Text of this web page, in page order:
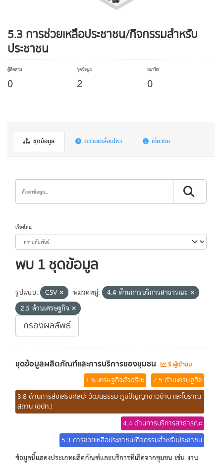
5.3 การช่วยเหลือประชาชน/กิจกรรมสำหรับ
ประชาชน
ผู้ติดตาม
0
ชุดข้อมูล
2
สมาชิก
0
ชุดข้อมูล ความเคลื่อนไหว เกี่ยวกับ
เรียงโดย
พบ 1 ชุดข้อมูล
รูปแบบ: CSV หมวดหมู่:
4.4 ด้านการบริการสาธารณะ
2.5 ด้านเศรษฐกิจ
กรองผลลัพธ์
ชุดข้อมูลผลิตภัณฑ์และการบริการของชุมชน 5 ผู้เข้าชม
1.6 เศรษฐกิจอัจฉริยะ
2.5 ด้านเศรษฐกิจ
3.8 ด้านการส่งเสริมศิลปะ วัฒนธรรม ภูมิปัญญาชาวบ้าน และโบราณ
สถาน (อปท.)
4.4 ด้านการบริการสาธารณะ
5.3 การช่วยเหลือประชาชน/กิจกรรมสำหรับประชาชน
ข้อมูลนี้แสดงประเภทผลิตภัณฑ์และบริการที่เกิดจากชุมชน เช่น งาน